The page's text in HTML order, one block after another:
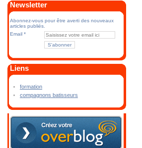
Newsletter
Abonnez-vous pour être averti des nouveaux
articles publiés.
Email
Liens
formation
compagnons batisseurs